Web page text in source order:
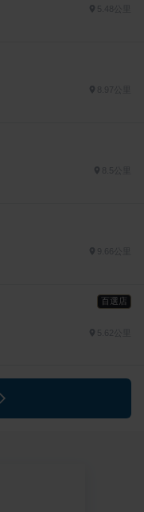
5.48公里
8.5公里
百選店
5.62公里